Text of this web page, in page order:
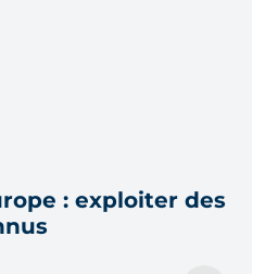
: exploiter des